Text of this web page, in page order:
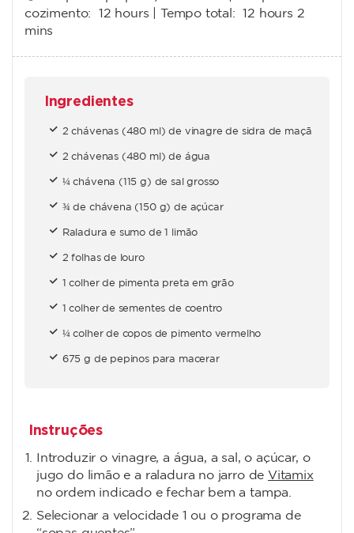
cozimento: 12 hours | Tempo total:12 hours 2
mins
Ingredientes
2 chávenas (480 ml) de vinagre de sidra de maçã
2 chávenas (480 ml) de água
¼ chávena (115 g) de sal grosso
¾ de chávena (150 g) de açúcar
Raladura e sumo de 1 limão
2 folhas de louro
1 colher de pimenta preta em grão
1 colher de sementes de coentro
¼ colher de copos de pimento vermelho
675 g de pepinos para macerar
Instruções
Introduzir o vinagre, a água, a sal, o açúcar, o
jugo do limão e a raladura no jarro de Vitamix
no ordem indicado e fechar bem a tampa.
Selecionar a velocidade 1 ou o programa de